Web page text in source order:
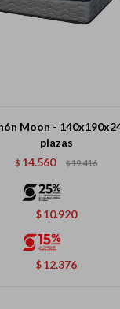
Moon -
plazas
$ 14.560 $19.416
$ 10.920
$ 12.376